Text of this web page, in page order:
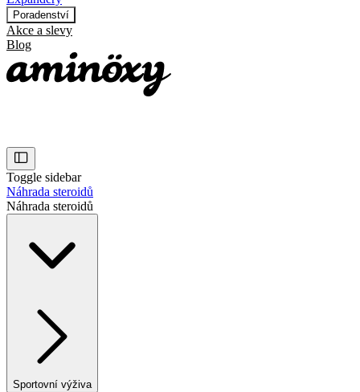
Poradenství
Akce a slevy
Blog
Toggle sidebar
Náhrada steroidů
Náhrada steroidů
Sportovní výživa